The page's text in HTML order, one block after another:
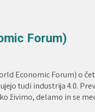
Forum)
Economic Forum) o
tudi industrija 4.0.
živimo, delamo in se